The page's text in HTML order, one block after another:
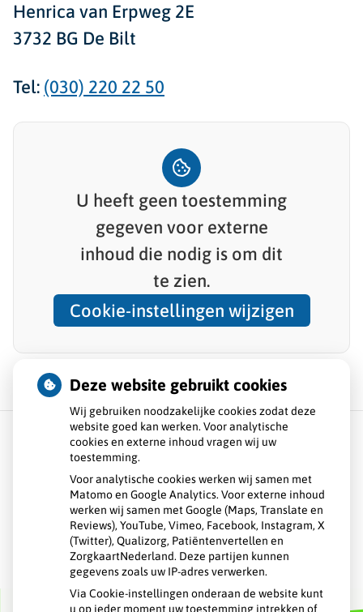
Henrica van Erpweg 2E
3732 BG De Bilt
Tel: (030) 220 22 50
U heeft geen toestemming
gegeven voor externe
inhoud die nodig is om dit
te zien.
Cookie-instellingen wijzigen
Over ons
Openingstijden
Veelgestelde vragen
Contact
Deze website gebruikt cookies
Wij gebruiken noodzakelijke cookies zodat deze
website goed kan werken. Voor analytische
cookies en externe inhoud vragen wij uw
toestemming.
Voor analytische cookies werken wij samen met
Matomo en Google Analytics. Voor externe inhoud
werken wij samen met Google (Maps, Translate en
Reviews), YouTube, Vimeo, Facebook, Instagram, X
(Twitter), Qualizorg, Patiëntenvertellen en
ZorgkaartNederland. Deze partijen kunnen
gegevens zoals uw IP-adres verwerken.
Via Cookie-instellingen onderaan de website kunt
u op ieder moment uw toestemming intrekken of